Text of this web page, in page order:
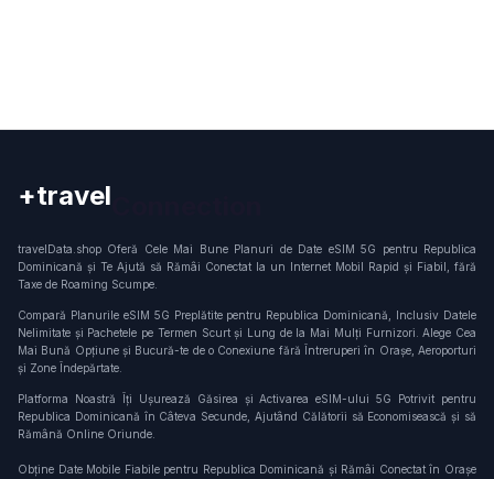
+travel
travelData.shop Oferă Cele Mai Bune Planuri de Date eSIM 5G pentru Republica
Dominicană și Te Ajută să Rămâi Conectat la un Internet Mobil Rapid și Fiabil, fără
Taxe de Roaming Scumpe.
Compară Planurile eSIM 5G Preplătite pentru Republica Dominicană, Inclusiv Datele
Nelimitate și Pachetele pe Termen Scurt și Lung de la Mai Mulți Furnizori. Alege Cea
Mai Bună Opțiune și Bucură-te de o Conexiune fără Întreruperi în Orașe, Aeroporturi
și Zone Îndepărtate.
Platforma Noastră Îți Ușurează Găsirea și Activarea eSIM-ului 5G Potrivit pentru
Republica Dominicană în Câteva Secunde, Ajutând Călătorii să Economisească și să
Rămână Online Oriunde.
Obține Date Mobile Fiabile pentru Republica Dominicană și Rămâi Conectat în Orașe